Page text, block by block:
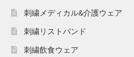
刺繍メディカル&介護ウェア
刺繍リストバンド
刺繍飲食ウェア